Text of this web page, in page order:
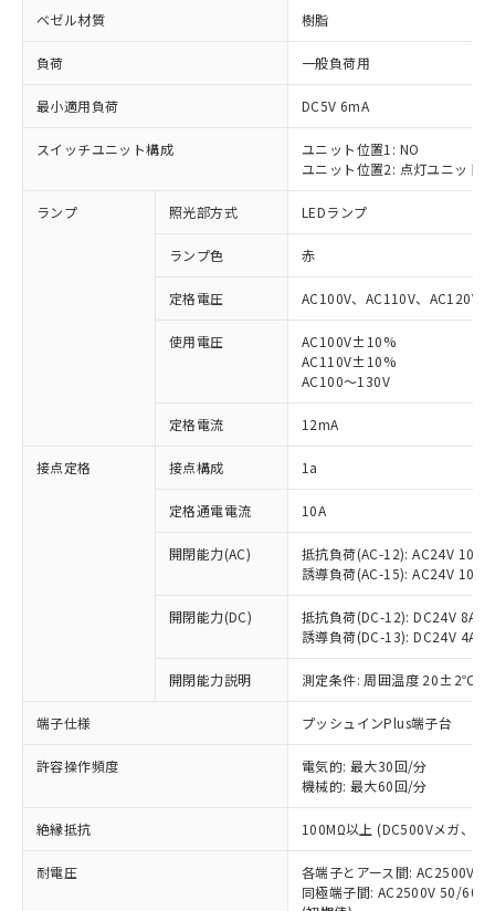
ベゼル材質 樹脂
負荷 一般負荷用
最小適用負荷 DC5V 6mA
スイッチユニット構成
ユニット位置1: NO
ユニット位置2: 点灯ユニット
ランプ 照光部方式 LEDランプ
ランプ色 赤
定格電圧 AC100V、AC110V、AC120V
使用電圧
AC100V±10%
AC110V±10%
AC100～130V
定格電流 12mA
接点定格 接点構成 1a
定格通電電流 10A
開閉能力(AC)
抵抗負荷(AC-12): AC24V 10A/
誘導負荷(AC-15): AC24V
開閉能力(DC)
抵抗負荷(DC-12): DC24V 8A/
誘導負荷(DC-13): DC24V 4A/
開閉能力説明 測定条件: 周囲温度 20±2℃、
端子仕様 プッシュインPlus端子台
許容操作頻度
電気的: 最大30回/分
機械的: 最大60回/分
絶縁抵抗 100MΩ以上 (DC500Vメガ、点
耐電圧
各端子とアース間: AC2500V
同極端子間: AC2500V 50/
ご利用条件
以下の条件をお読みいただき、同意のうえ
本サービスは、当社制御機器事業取扱
商品の当社在庫状況および標準価格
(税抜)を提供させていただくもので
当社制御機器事業取扱商品の中には、
ことをご了承ください。
在庫状況および標準価格照会結果は、
記載している更新日時点での社内デー
タに基づき作成されるものであり、閲
覧された時点での実際の在庫および標
準価格とは異なる場合があることをご
対応済み：EU RoHS指令（10物質）の
非含有に対応した製品が提供可能な商品で
す。
対応予定：EU RoHS指令（10物質）の非含
有に対応した製品に切り替える予定のある
対応予定なし：EU RoHS指令（10物質）の
非含有に非対応の商品で、対応品を出す予
調査・確認中：EU RoHS指令（10物質）の
非含有の対応状況を調査中または確認中の
非該当品：ライセンス料など無形物で、有
害物質有無と関係のない商品です。
仕入先様の事情により、非含有部品として
いたものが、含有品と判明した場合などや
むを得ず変更することがあります。
*EU RoHS指令（10物質）：
鉛(Pb) 1000ppm以下、 水銀(Hg) 1000ppm以下、 カド
六価クロム(Cr(Ⅵ)) 1000ppm以下、ポリ臭化ビフェニル
類(PBB) 1000ppm以下、ポリ臭化ジフェニルエーテル類
「○」：最大均質材料含有率が中国RoHSの
基準値以下であることを示します。
「×」：最大均質材料含有率が中国RoHSの
基準値を超えていることを示します。
「－」：未確認です。当社販売部門へお問
*中国RoHS10物質の基準値 (GB/T26572)：
Pb(鉛) :1000ppm、 Hg(水銀) : 1000ppm、 Cd(カドミウ
Cr(Ⅵ)(六価クロム) : 1000ppm、 PBBs(ポリ臭化ビフェ
当社は、これら貴社製品のうち、外国
為替および外国貿易法に定める商品
または国外への提供する場合は、日本
国政府の輸出許可(または役務取引許
可)を取得するなどの必要な手続きを